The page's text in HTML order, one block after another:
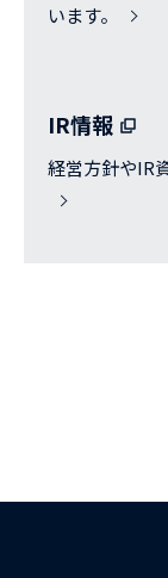
います。
IR情報
経営方針やIR